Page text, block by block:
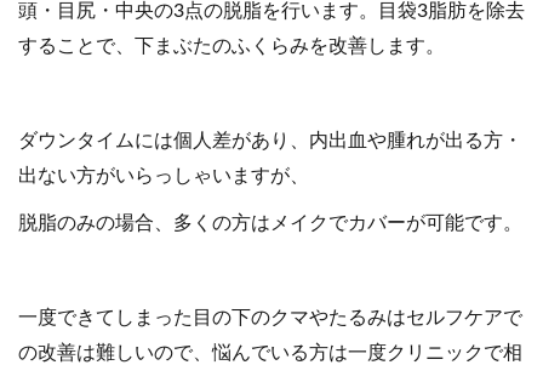
頭・目尻・中央の3点の脱脂を行います。目袋3脂肪を除去
することで、下まぶたのふくらみを改善します。
ダウンタイムには個人差があり、内出血や腫れが出る方・
出ない方がいらっしゃいますが、
脱脂のみの場合、多くの方はメイクでカバーが可能です。
一度できてしまった目の下のクマやたるみはセルフケアで
の改善は難しいので、悩んでいる方は一度クリニックで相